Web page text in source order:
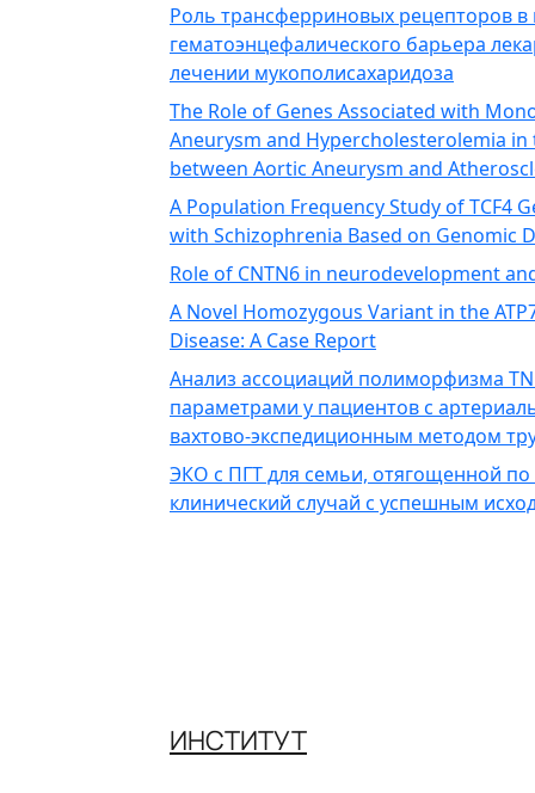
Роль трансферриновых рецепторов
гематоэнцефалического барьера
лечении мукополисахаридоза
The Role of Genes Associated with
Aneurysm and Hypercholesterolemia
between Aortic Aneurysm and
A Population Frequency Study of TCF4
with Schizophrenia Based on Genomic
Role of CNTN6 in neurodevelopment
A Novel Homozygous Variant in the
Disease: A Case Report
Анализ ассоциаций полиморфизма
параметрами у пациентов с
вахтово-экспедиционным методом
ЭКО с ПГТ для семьи, отягощенной по
клинический случай с успешным
ИНСТИТУТ